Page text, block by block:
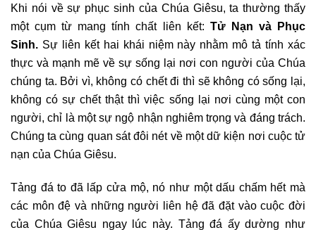
Khi nói về sự phục sinh của Chúa Giêsu, ta thường thấy
một cụm từ mang tính chất liên kết: Tử Nạn và Phục
Sinh. Sự liên kết hai khái niệm này nhằm mô tả tính xác
thực và mạnh mẽ về sự sống lại nơi con người của Chúa
chúng ta. Bởi vì, không có chết đi thì sẽ không có sống lại,
không có sự chết thật thì việc sống lại nơi cùng một con
người, chỉ là một sự ngộ nhận nghiêm trọng và đáng trách.
Chúng ta cùng quan sát đôi nét về một dữ kiện nơi cuộc tử
nạn của Chúa Giêsu.
Tảng đá to đã lấp cửa mộ, nó như một dấu chấm hết mà
các môn đệ và những người liên hệ đã đặt vào cuộc đời
của Chúa Giêsu ngay lúc này. Tảng đá ấy dường như